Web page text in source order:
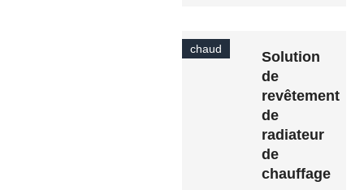
chaud
Solution
de
revêtement
de
radiateur
de
chauffage